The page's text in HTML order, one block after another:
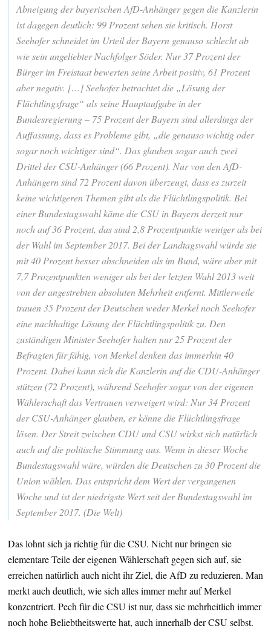
Abneigung der bayerischen AfD-Anhänger gegen die Kanzlerin
ist dagegen deutlich: 99 Prozent sehen sie kritisch. Horst
Seehofer schneidet im Urteil der Bayern genauso schlecht ab
wie sein ungeliebter Nachfolger Söder. Nur 37 Prozent der
Bürger im Freistaat bewerten seine Arbeit positiv, 61 Prozent
aber negativ. […] Seehofer betrachtet die „Lösung der
Flüchtlingsfrage“ als seine Hauptaufgabe in der
Bundesregierung – 75 Prozent der Bayern sind allerdings der
Auffassung, dass es Probleme gibt, „die genauso wichtig oder
sogar noch wichtiger sind“. Das glauben sogar auch zwei
Drittel der CSU-Anhänger (66 Prozent). Nur von den AfD-
Anhängern sind 72 Prozent davon überzeugt, dass es zurzeit
keine wichtigeren Themen gibt als die Flüchtlingspolitik. Bei
einer Bundestagswahl käme die CSU in Bayern derzeit nur
noch auf 36 Prozent, das sind 2,8 Prozentpunkte weniger als bei
der Wahl im September 2017. Bei der Landtagswahl würde sie
mit 40 Prozent besser abschneiden als im Bund, wäre aber mit
7,7 Prozentpunkten weniger als bei der letzten Wahl 2013 weit
von der angestrebten absoluten Mehrheit entfernt. Mittlerweile
trauen 35 Prozent der Deutschen weder Merkel noch Seehofer
eine nachhaltige Lösung der Flüchtlingspolitik zu. Den
zuständigen Minister Seehofer halten nur 25 Prozent der
Befragten für fähig, von Merkel denken das immerhin 40
Prozent. Dabei kann sich die Kanzlerin auf die CDU-Anhänger
stützen (72 Prozent), während Seehofer sogar von der eigenen
Wählerschaft das Vertrauen verweigert wird: Nur 34 Prozent
der CSU-Anhänger glauben, er könne die Flüchtlingsfrage
lösen. Der Streit zwischen CDU und CSU wirkst sich natürlich
auch auf die politische Stimmung aus. Wenn in dieser Woche
Bundestagswahl wäre, würden die Deutschen zu 30 Prozent die
Union wählen. Das entspricht dem Wert der vergangenen
Woche und ist der niedrigste Wert seit der Bundestagswahl im
September 2017. (Die Welt)
Das lohnt sich ja richtig für die CSU. Nicht nur bringen sie
elementare Teile der eigenen Wählerschaft gegen sich auf, sie
erreichen natürlich auch nicht ihr Ziel, die AfD zu reduzieren. Man
merkt auch deutlich, wie sich alles immer mehr auf Merkel
konzentriert. Pech für die CSU ist nur, dass sie mehrheitlich immer
noch hohe Beliebtheitswerte hat, auch innerhalb der CSU selbst.